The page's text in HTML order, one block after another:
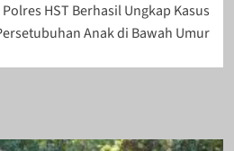
HST Berhasil Ungkap Kasus
Anak di Bawah Umur